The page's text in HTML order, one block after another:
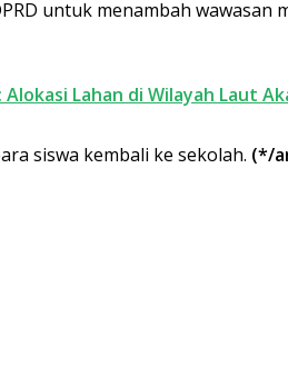
untuk menambah
Lahan di Wilayah Laut
siswa kembali ke sekolah. (*/